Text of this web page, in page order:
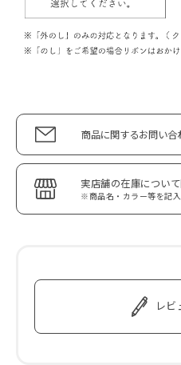
商品に関するお問い合
実店舗の在庫につい
※商品名・カラー等を記
レビ